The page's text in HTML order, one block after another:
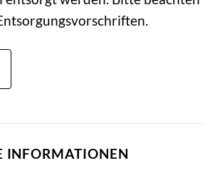
INFORMATIONEN